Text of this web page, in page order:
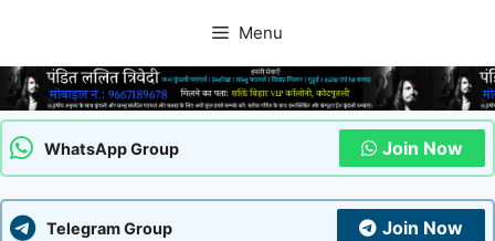
content
Menu
WhatsApp Group Join Now
Telegram Group Join Now